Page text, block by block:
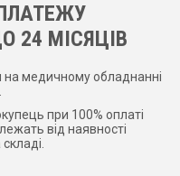
24 МІСЯЦІВ
на медичному обладнанні
при 100% оплаті
від наявності